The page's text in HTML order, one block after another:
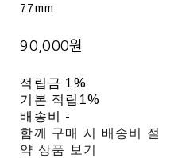
77mm
90,000원
적립금 1%
기본 적립 1%
배송비 -
함께 구매 시 배송비 절
약 상품 보기